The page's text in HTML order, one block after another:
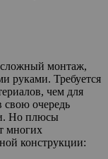
монтаж,
руками. Требуется
чем для
свою очередь
Но плюсы
многих
конструкции: